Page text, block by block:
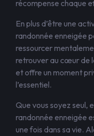
récompense chaque
En plus d’être une
randonnée enneigée
ressourcer
retrouver au cœur de
et offre un moment
l’essentiel.
Que vous soyez seul,
randonnée enneigée
une fois dans sa vie.